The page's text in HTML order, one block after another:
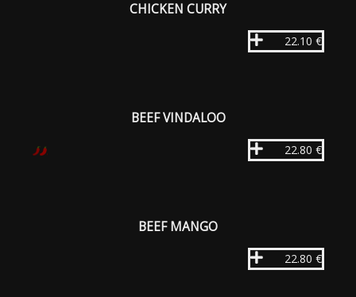
CHICKEN CURRY
22.10 €
BEEF VINDALOO
22.80 €
BEEF MANGO
22.80 €